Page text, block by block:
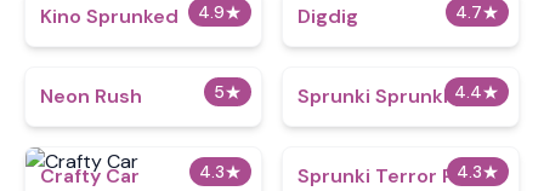
4.9★
Kino Sprunked 4.7★
Digdig
5★
Neon Rush 4.4★
Sprunki Sprunkliy
4.3★
Crafty Car 4.3★
Sprunki Terror Phase